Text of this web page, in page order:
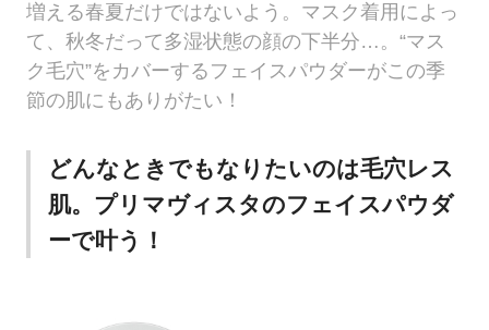
増える春夏だけではないよう。マスク着用によっ
て、秋冬だって多湿状態の顔の下半分…。“マス
ク毛穴”をカバーするフェイスパウダーがこの季
節の肌にもありがたい！
どんなときでもなりたいのは毛穴レス
肌。プリマヴィスタのフェイスパウダ
ーで叶う！